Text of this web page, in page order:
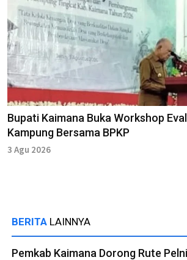
Bupati Kaimana Buka Workshop
Kampung Bersama BPKP
3 Agu 2026
BERITA LAINNYA
Pemkab Kaimana Dorong Rute